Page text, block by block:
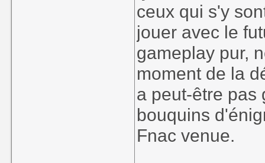
ceux qui s'y
jouer avec le
gameplay pur,
moment de la
a peut-être pas
bouquins
Fnac venue.